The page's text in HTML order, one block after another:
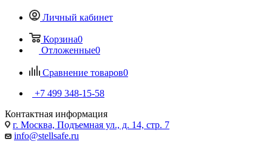
Личный кабинет
Корзина0
Отложенные0
Сравнение товаров0
+7 499 348-15-58
Контактная информация
г. Москва, Подъемная ул., д. 14, стр. 7
info@stellsafe.ru